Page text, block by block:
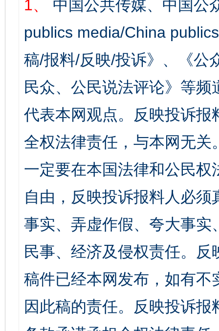
1、
中国公共传媒、中国公
publics media/China
稿/报料/反映/投诉》、《公
民众、公民说法评论》等
代表本网观点。反映投诉
全权法律责任，与本网无
一定要在本国法律和公民
自由，反映投诉报料人必
事实、弄虚作假、夸大事
民事、经济及侵权责任。
稿件已经本网发布，如有
因此稿的责任。反映投诉